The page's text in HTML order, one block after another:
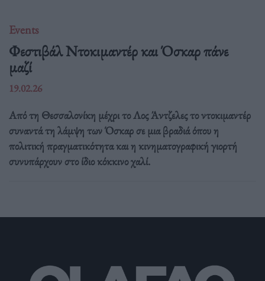
Events
Φεστιβάλ Ντοκιμαντέρ και Όσκαρ πάνε
μαζί
19.02.26
Από τη Θεσσαλονίκη μέχρι το Λος Άντζελες το ντοκιμαντέρ
συναντά τη λάμψη των Όσκαρ σε μια βραδιά όπου η
πολιτική πραγματικότητα και η κινηματογραφική γιορτή
συνυπάρχουν στο ίδιο κόκκινο χαλί.